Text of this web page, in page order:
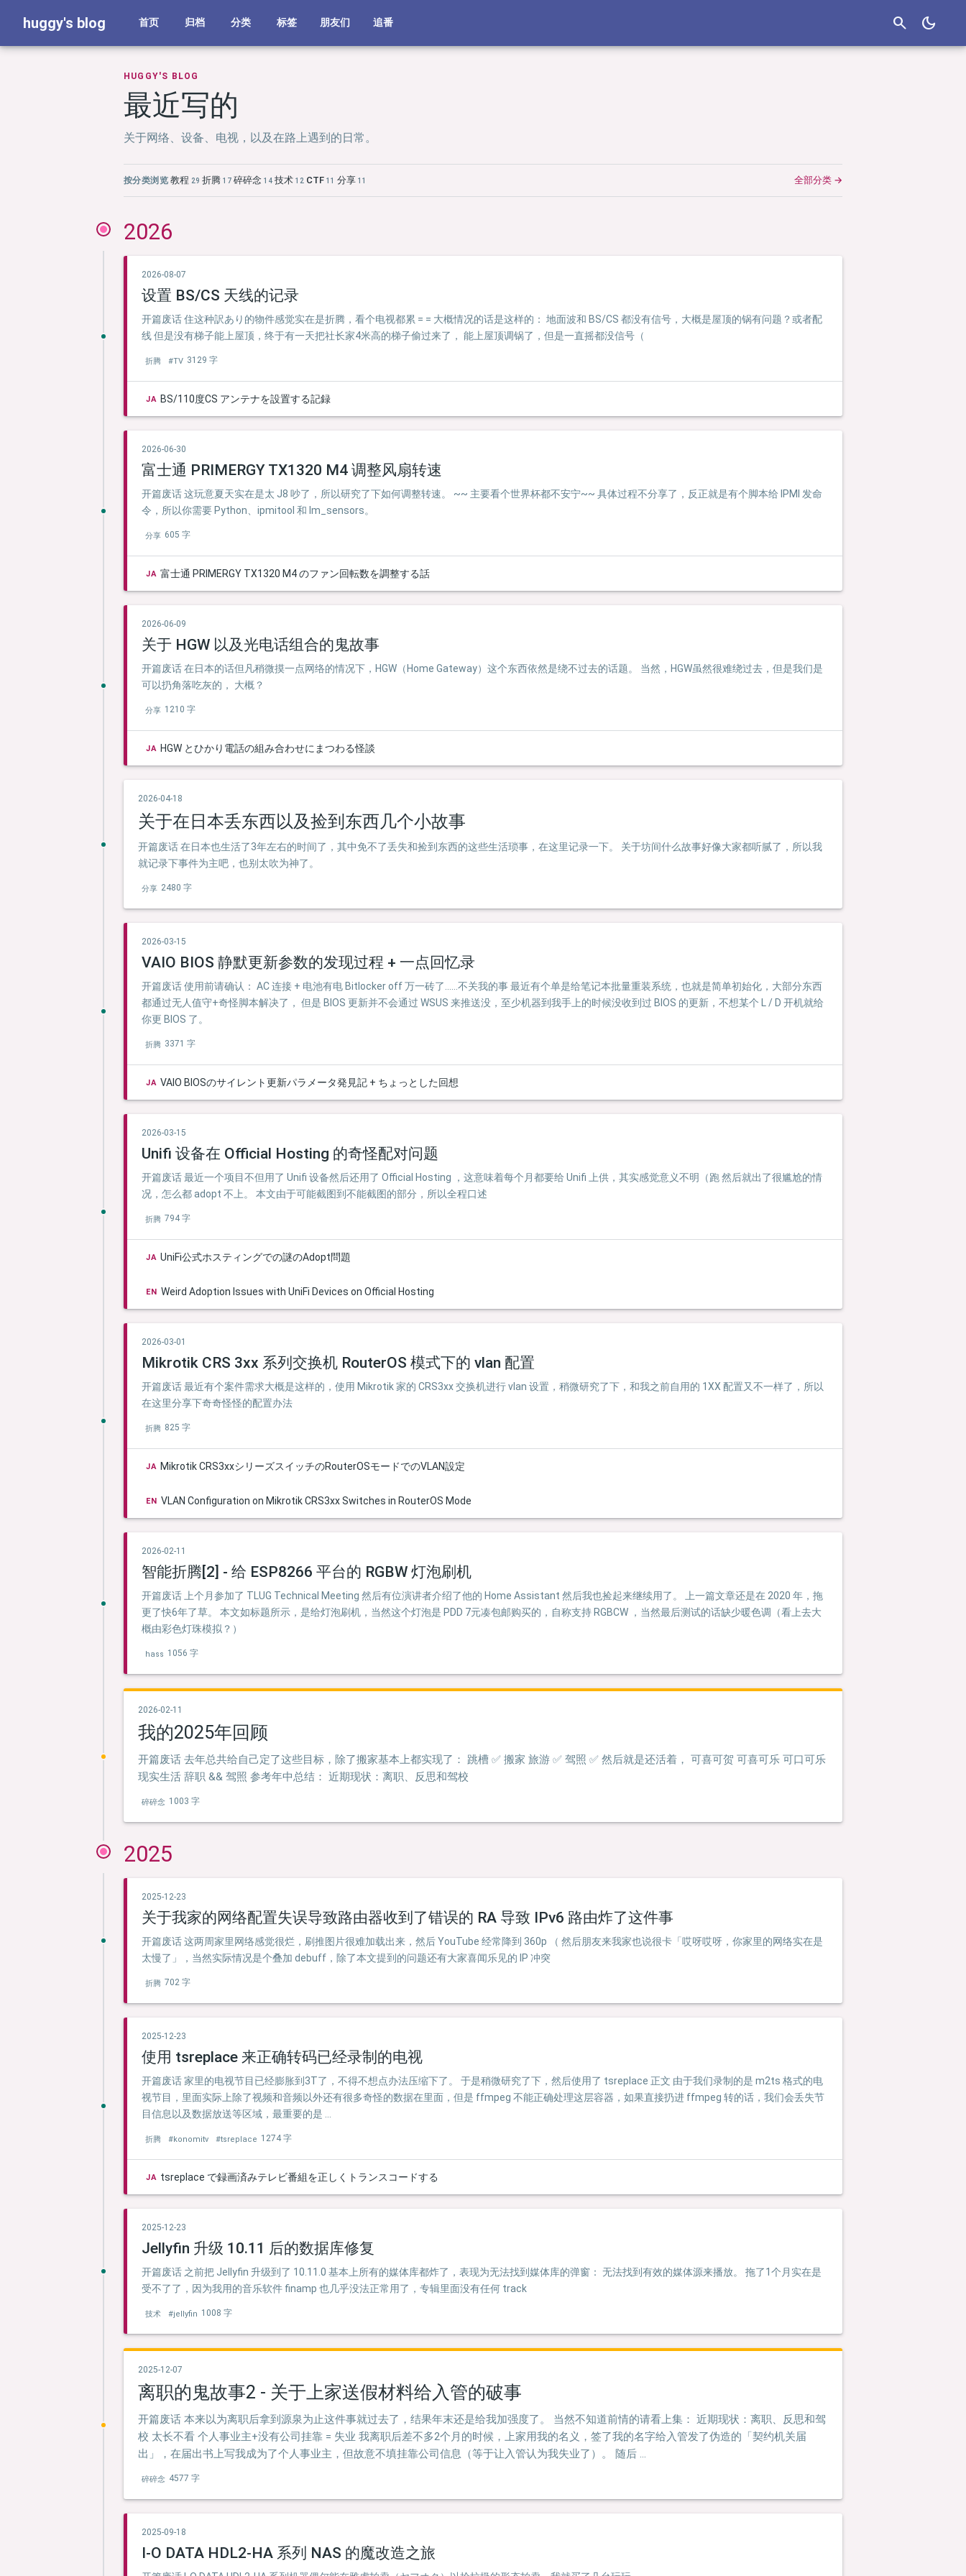
huggy's blog 首页 归档 分类 标签 朋友们 追番 search dark_mode
HUGGY'S BLOG
最近写的
关于网络、设备、电视，以及在路上遇到的日常。
按分类浏览 教程 29 折腾 17 碎碎念 14 技术 12 CTF 11 分享 11 全部分类 →
2026
2026-08-07
设置 BS/CS 天线的记录
开篇废话 住这种訳あり的物件感觉实在是折腾，看个电视都累 = = 大概情况的话是这样的： 地面波和 BS/CS 都没有信号，大概是屋顶的锅有问题？或者配
线 但是没有梯子能上屋顶，终于有一天把社长家4米高的梯子偷过来了， 能上屋顶调锅了，但是一直摇都没信号（
折腾 #TV 3129 字
JA BS/110度CS アンテナを設置する記録
2026-06-30
富士通 PRIMERGY TX1320 M4 调整风扇转速
开篇废话 这玩意夏天实在是太 J8 吵了，所以研究了下如何调整转速。 ~~ 主要看个世界杯都不安宁~~ 具体过程不分享了，反正就是有个脚本给 IPMI 发命
令，所以你需要 Python、ipmitool 和 lm_sensors。
分享 605 字
JA 富士通 PRIMERGY TX1320 M4 のファン回転数を調整する話
2026-06-09
关于 HGW 以及光电话组合的鬼故事
开篇废话 在日本的话但凡稍微摸一点网络的情况下，HGW（Home Gateway）这个东西依然是绕不过去的话题。 当然，HGW虽然很难绕过去，但是我们是
可以扔角落吃灰的， 大概？
分享 1210 字
JA HGW とひかり電話の組み合わせにまつわる怪談
2026-04-18
关于在日本丢东西以及捡到东西几个小故事
开篇废话 在日本也生活了3年左右的时间了，其中免不了丢失和捡到东西的这些生活琐事，在这里记录一下。 关于坊间什么故事好像大家都听腻了，所以我
就记录下事件为主吧，也别太吹为神了。
分享 2480 字
2026-03-15
VAIO BIOS 静默更新参数的发现过程 + 一点回忆录
开篇废话 使用前请确认： AC 连接 + 电池有电 Bitlocker off 万一砖了……不关我的事 最近有个单是给笔记本批量重装系统，也就是简单初始化，大部分东西
都通过无人值守+奇怪脚本解决了， 但是 BIOS 更新并不会通过 WSUS 来推送没，至少机器到我手上的时候没收到过 BIOS 的更新，不想某个 L / D 开机就给
你更 BIOS 了。
折腾 3371 字
JA VAIO BIOSのサイレント更新パラメータ発見記 + ちょっとした回想
2026-03-15
Unifi 设备在 Official Hosting 的奇怪配对问题
开篇废话 最近一个项目不但用了 Unifi 设备然后还用了 Official Hosting ，这意味着每个月都要给 Unifi 上供，其实感觉意义不明（跑 然后就出了很尴尬的情
况，怎么都 adopt 不上。 本文由于可能截图到不能截图的部分，所以全程口述
折腾 794 字
JA UniFi公式ホスティングでの謎のAdopt問題
EN Weird Adoption Issues with UniFi Devices on Official Hosting
2026-03-01
Mikrotik CRS 3xx 系列交换机 RouterOS 模式下的 vlan 配置
开篇废话 最近有个案件需求大概是这样的，使用 Mikrotik 家的 CRS3xx 交换机进行 vlan 设置，稍微研究了下，和我之前自用的 1XX 配置又不一样了，所以
在这里分享下奇奇怪怪的配置办法
折腾 825 字
JA Mikrotik CRS3xxシリーズスイッチのRouterOSモードでのVLAN設定
EN VLAN Configuration on Mikrotik CRS3xx Switches in RouterOS Mode
2026-02-11
智能折腾[2] - 给 ESP8266 平台的 RGBW 灯泡刷机
开篇废话 上个月参加了 TLUG Technical Meeting 然后有位演讲者介绍了他的 Home Assistant 然后我也捡起来继续用了。 上一篇文章还是在 2020 年，拖
更了快6年了草。 本文如标题所示，是给灯泡刷机，当然这个灯泡是 PDD 7元凑包邮购买的，自称支持 RGBCW ，当然最后测试的话缺少暖色调（看上去大
概由彩色灯珠模拟？）
hass 1056 字
2026-02-11
我的2025年回顾
开篇废话 去年总共给自己定了这些目标，除了搬家基本上都实现了： 跳槽 ✅ 搬家 旅游 ✅ 驾照 ✅ 然后就是还活着， 可喜可贺 可喜可乐 可口可乐
现实生活 辞职 && 驾照 参考年中总结： 近期现状：离职、反思和驾校
碎碎念 1003 字
2025
2025-12-23
关于我家的网络配置失误导致路由器收到了错误的 RA 导致 IPv6 路由炸了这件事
开篇废话 这两周家里网络感觉很烂，刷推图片很难加载出来，然后 YouTube 经常降到 360p （ 然后朋友来我家也说很卡「哎呀哎呀，你家里的网络实在是
太慢了」，当然实际情况是个叠加 debuff，除了本文提到的问题还有大家喜闻乐见的 IP 冲突
折腾 702 字
2025-12-23
使用 tsreplace 来正确转码已经录制的电视
开篇废话 家里的电视节目已经膨胀到3T了，不得不想点办法压缩下了。 于是稍微研究了下，然后使用了 tsreplace 正文 由于我们录制的是 m2ts 格式的电
视节目，里面实际上除了视频和音频以外还有很多奇怪的数据在里面，但是 ffmpeg 不能正确处理这层容器，如果直接扔进 ffmpeg 转的话，我们会丢失节
目信息以及数据放送等区域，最重要的是 …
折腾 #konomitv #tsreplace 1274 字
JA tsreplace で録画済みテレビ番組を正しくトランスコードする
2025-12-23
Jellyfin 升级 10.11 后的数据库修复
开篇废话 之前把 Jellyfin 升级到了 10.11.0 基本上所有的媒体库都炸了，表现为无法找到媒体库的弹窗： 无法找到有效的媒体源来播放。 拖了1个月实在是
受不了了，因为我用的音乐软件 finamp 也几乎没法正常用了，专辑里面没有任何 track
技术 #jellyfin 1008 字
2025-12-07
离职的鬼故事2 - 关于上家送假材料给入管的破事
开篇废话 本来以为离职后拿到源泉为止这件事就过去了，结果年末还是给我加强度了。 当然不知道前情的请看上集： 近期现状：离职、反思和驾
校 太长不看 个人事业主+没有公司挂靠 = 失业 我离职后差不多2个月的时候，上家用我的名义，签了我的名字给入管发了伪造的「契约机关届
出」，在届出书上写我成为了个人事业主，但故意不填挂靠公司信息（等于让入管认为我失业了）。 随后 …
碎碎念 4577 字
2025-09-18
I-O DATA HDL2-HA 系列 NAS 的魔改造之旅